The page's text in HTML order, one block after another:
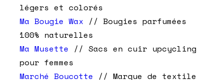
légers et colorés
Ma Bougie Wax // Bougies parfumées
100% naturelles
Ma Musette // Sacs en cuir upcycling
pour femmes
Marché Boucotte // Marque de textile